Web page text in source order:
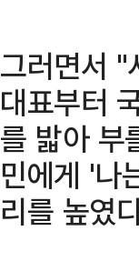
그러면서 "
대표부터
를 밟아 부
민에게 '나
리를 높였